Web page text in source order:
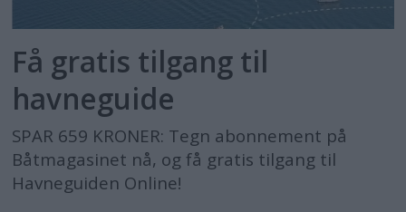
Få gratis tilgang til
havneguide
SPAR 659 KRONER: Tegn abonnement på
Båtmagasinet nå, og få gratis tilgang til
Havneguiden Online!